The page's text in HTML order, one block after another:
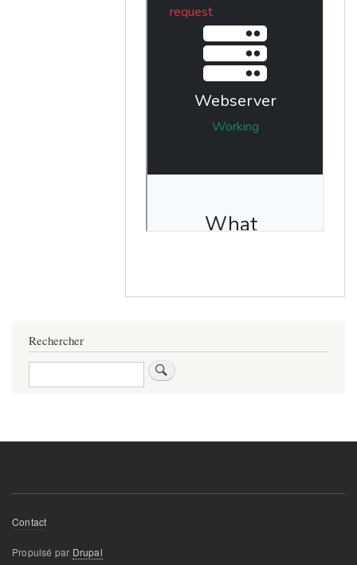
Rechercher
Rechercher
Footer
menu
Contact
Propulsé par Drupal